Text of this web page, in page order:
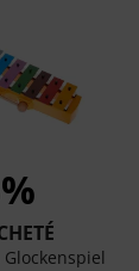
Glockenspiel